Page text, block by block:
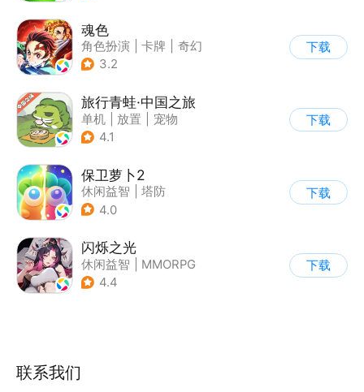
魂色
角色扮演 卡牌
奇幻
| 动漫
3.2
下载
旅行青蛙·中国之旅
单机 放置
宠物
| 中国风
4.1
下载
保卫萝卜2
休闲益智
塔防
| 保卫萝卜
4.0
下载
闪烁之光
休闲益智
MMORPG
| 战争
4.4
下载
联系我们